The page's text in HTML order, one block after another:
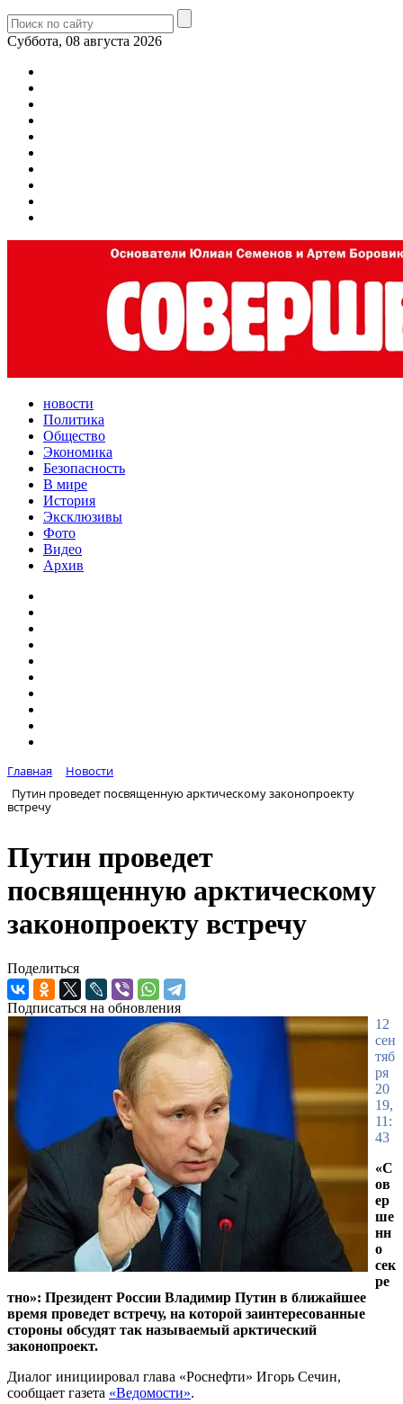
Суббота, 08 августа 2026
новости
Политика
Общество
Экономика
Безопасность
В мире
История
Эксклюзивы
Фото
Видео
Архив
Главная
Новости
Путин проведет посвященную арктическому законопроекту
встречу
Путин проведет
посвященную арктическому
законопроекту встречу
Поделиться
Подписаться на обновления
12
сен
тяб
ря
20
19,
11:
43
«С
ов
ер
ше
нн
о
сек
ре
тно»: Президент России Владимир Путин в ближайшее
время проведет встречу, на которой заинтересованные
стороны обсудят так называемый арктический
законопроект.
Диалог инициировал глава «Роснефти» Игорь Сечин,
сообщает газета «Ведомости».